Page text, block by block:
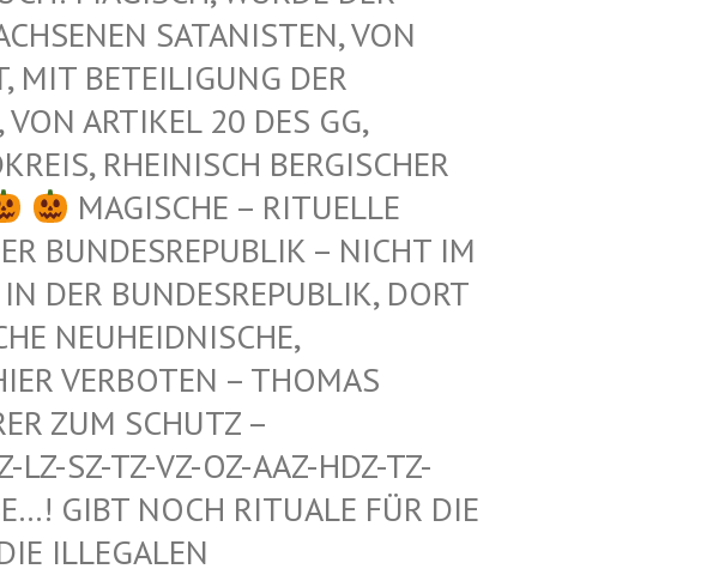
SATANISTEN, VON U
BETEILIGUNG DER K
ARTIKEL 20 DES GG, G
RHEINISCH BERGISCHER K
MAGISCHE – RITUELLE
BUNDESREPUBLIK – NICHT IM E
BUNDESREPUBLIK, DORT A
NEUHEIDNISCHE, A
VERBOTEN – THOMAS M
ZUM SCHUTZ – W
SZ-TZ-VZ-OZ-AAZ-HDZ-TZ-AA
NOCH RITUALE FÜR DIE VO
MI